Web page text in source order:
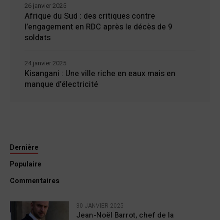
Afrique du Sud : des critiques contre
l’engagement en RDC après le décès de 9
soldats
26 janvier 2025
Kisangani : Une ville riche en eaux mais en
manque d’électricité
24 janvier 2025
Dernière
Populaire
Commentaires
30 JANVIER 2025
Jean-Noël Barrot, chef de la